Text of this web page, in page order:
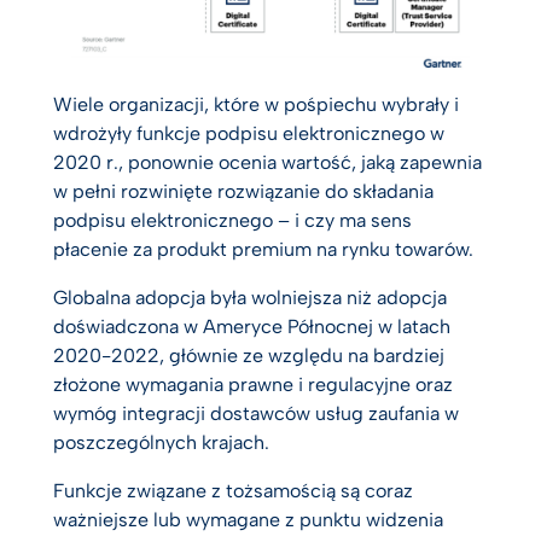
Wiele organizacji, które w pośpiechu wybrały i
wdrożyły funkcje podpisu elektronicznego w
2020 r., ponownie ocenia wartość, jaką zapewnia
w pełni rozwinięte rozwiązanie do składania
podpisu elektronicznego – i czy ma sens
płacenie za produkt premium na rynku towarów.
Globalna adopcja była wolniejsza niż adopcja
doświadczona w Ameryce Północnej w latach
2020-2022, głównie ze względu na bardziej
złożone wymagania prawne i regulacyjne oraz
wymóg integracji dostawców usług zaufania w
poszczególnych krajach.
Funkcje związane z tożsamością są coraz
ważniejsze lub wymagane z punktu widzenia